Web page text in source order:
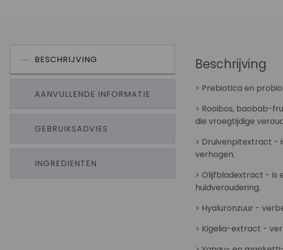
BESCHRIJVING
AANVULLENDE INFORMATIE
GEBRUIKSADVIES
INGREDIËNTEN
Beschrijving
> Prebiotica en
> Rooibos, baobab-
die vroegtijdige
> Druivenpitextract -
verhogen.
> Olijfbladextract - is
huidveroudering.
> Hyaluronzuur -
> Kigelia-extract -